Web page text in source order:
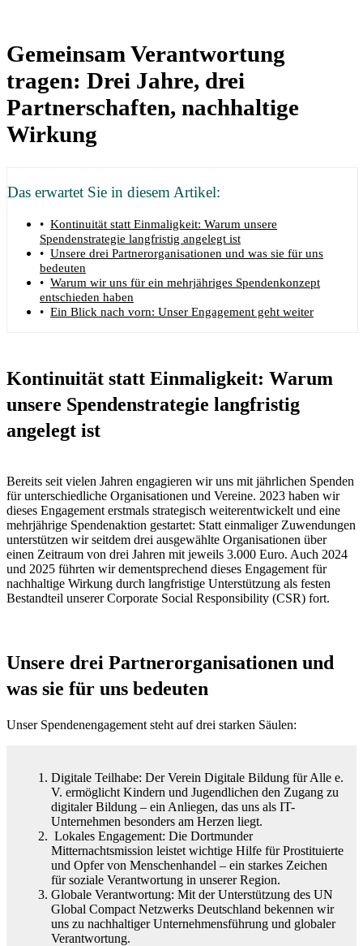
Gemeinsam Verantwortung
tragen: Drei Jahre, drei
Partnerschaften, nachhaltige
Wirkung
Das erwartet Sie in diesem Artikel:
Kontinuität statt Einmaligkeit: Warum unsere
Spendenstrategie langfristig angelegt ist
Unsere drei Partnerorganisationen und was sie für uns
bedeuten
Warum wir uns für ein mehrjähriges Spendenkonzept
entschieden haben
Ein Blick nach vorn: Unser Engagement geht weiter
Kontinuität statt Einmaligkeit: Warum
unsere Spendenstrategie langfristig
angelegt ist
Bereits seit vielen Jahren engagieren wir uns mit jährlichen Spenden
für unterschiedliche Organisationen und Vereine. 2023 haben wir
dieses Engagement erstmals strategisch weiterentwickelt und eine
mehrjährige Spendenaktion gestartet: Statt einmaliger Zuwendungen
unterstützen wir seitdem drei ausgewählte Organisationen über
einen Zeitraum von drei Jahren mit jeweils 3.000 Euro. Auch 2024
und 2025 führten wir dementsprechend dieses Engagement für
nachhaltige Wirkung durch langfristige Unterstützung als festen
Bestandteil unserer Corporate Social Responsibility (CSR) fort.
Unsere drei Partnerorganisationen und
was sie für uns bedeuten
Unser Spendenengagement steht auf drei starken Säulen:
Digitale Teilhabe: Der Verein Digitale Bildung für Alle e.
V. ermöglicht Kindern und Jugendlichen den Zugang zu
digitaler Bildung – ein Anliegen, das uns als IT-
Unternehmen besonders am Herzen liegt.
Lokales Engagement: Die Dortmunder
Mitternachtsmission leistet wichtige Hilfe für Prostituierte
und Opfer von Menschenhandel – ein starkes Zeichen
für soziale Verantwortung in unserer Region.
Globale Verantwortung: Mit der Unterstützung des UN
Global Compact Netzwerks Deutschland bekennen wir
uns zu nachhaltiger Unternehmensführung und globaler
Verantwortung.